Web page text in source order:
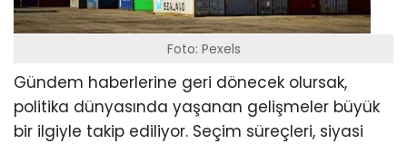
Foto: Pexels
Gündem haberlerine geri dönecek olursak,
politika dünyasında yaşanan gelişmeler büyük
bir ilgiyle takip ediliyor. Seçim süreçleri, siyasi